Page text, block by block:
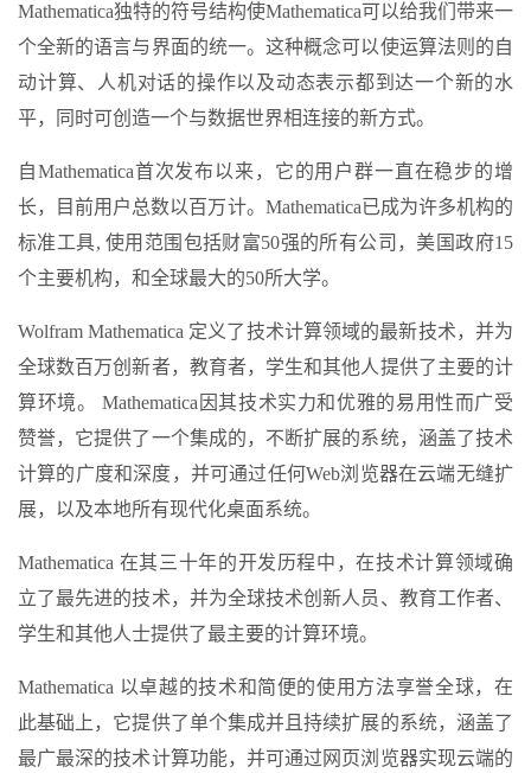
Mathematica独特的符号结构使Mathematica可以给我们带来一
个全新的语言与界面的统一。这种概念可以使运算法则的自
动计算、人机对话的操作以及动态表示都到达一个新的水
平，同时可创造一个与数据世界相连接的新方式。
自Mathematica首次发布以来，它的用户群一直在稳步的增
长，目前用户总数以百万计。Mathematica已成为许多机构的
标准工具, 使用范围包括财富50强的所有公司，美国政府15
个主要机构，和全球最大的50所大学。
Wolfram Mathematica 定义了技术计算领域的最新技术，并为
全球数百万创新者，教育者，学生和其他人提供了主要的计
算环境。 Mathematica因其技术实力和优雅的易用性而广受
赞誉，它提供了一个集成的，不断扩展的系统，涵盖了技术
计算的广度和深度，并可通过任何Web浏览器在云端无缝扩
展，以及本地所有现代化桌面系统。
Mathematica 在其三十年的开发历程中，在技术计算领域确
立了最先进的技术，并为全球技术创新人员、教育工作者、
学生和其他人士提供了最主要的计算环境。
Mathematica 以卓越的技术和简便的使用方法享誉全球，在
此基础上，它提供了单个集成并且持续扩展的系统，涵盖了
最广最深的技术计算功能，并可通过网页浏览器实现云端的